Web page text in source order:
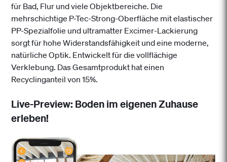
für Bad, Flur und viele Objektbereiche. Die
mehrschichtige P-Tec-Strong-Oberfläche mit elastischer
PP-Spezialfolie und ultramatter Excimer-Lackierung
sorgt für hohe Widerstandsfähigkeit und eine moderne,
natürliche Optik. Entwickelt für die vollflächige
Verklebung. Das Gesamtprodukt hat einen
Recyclinganteil von 15%.
Live-Preview: Boden im eigenen Zuhause
erleben!